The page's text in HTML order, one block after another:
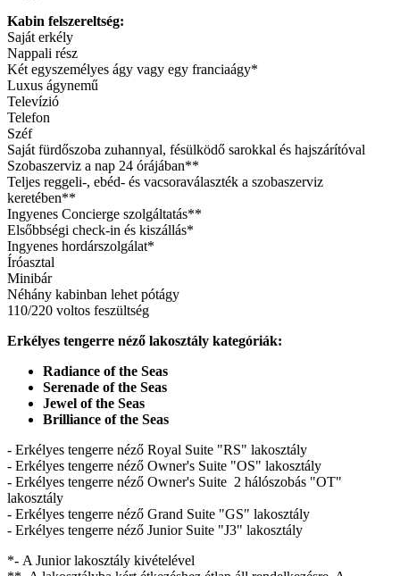
Kabin felszereltség:
Saját erkély
Nappali rész
Két egyszemélyes ágy vagy egy franciaágy*
Luxus ágynemű
Televízió
Telefon
Széf
Saját fürdőszoba zuhannyal, fésülködő sarokkal és hajszárítóval
Szobaszerviz a nap 24 órájában**
Teljes reggeli-, ebéd- és vacsoraválaszték a szobaszerviz
keretében**
Ingyenes Concierge szolgáltatás**
Elsőbbségi check-in és kiszállás*
Ingyenes hordárszolgálat*
Íróasztal
Minibár
Néhány kabinban lehet pótágy
110/220 voltos feszültség
Erkélyes tengerre néző lakosztály kategóriák:
Radiance of the Seas
Serenade of the Seas
Jewel of the Seas
Brilliance of the Seas
- Erkélyes tengerre néző Royal Suite "RS" lakosztály
- Erkélyes tengerre néző Owner's Suite "OS" lakosztály
- Erkélyes tengerre néző Owner's Suite 2 hálószobás "OT"
lakosztály
- Erkélyes tengerre néző Grand Suite "GS" lakosztály
- Erkélyes tengerre néző Junior Suite "J3" lakosztály
*- A Junior lakosztály kivételével